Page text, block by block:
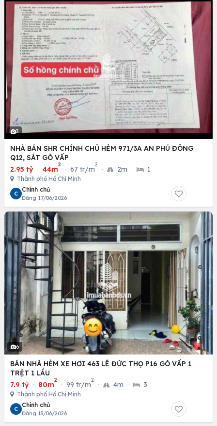
3
NHÀ BÁN SHR CHÍNH CHỦ HẺM 971/3A AN PHÚ ĐÔNG
Q12, SÁT GÒ VẤP
2.95 tỷ · 44m
2
· 67 tr/m
2
· 2m · 1
Thành phố Hồ Chí Minh
C
Chính chủ
Đăng 17/06/2026
6
BÁN NHÀ HẺM XE HƠI 463 LÊ ĐỨC THỌ P16 GÒ VẤP 1
TRỆT 1 LẦU
7.9 tỷ · 80m
2
· 99 tr/m
2
· 4m · 3
Thành phố Hồ Chí Minh
C
Chính chủ
Đăng 13/06/2026